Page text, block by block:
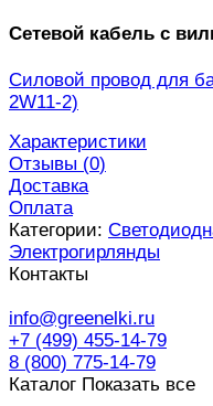
Сетевой кабель с
Силовой провод для
2W11-2)
Характеристики
Отзывы (0)
Доставка
Оплата
Категории:
Электрогирлянды
Контакты
info@greenelki.ru
+7 (499) 455-14-79
8 (800) 775-14-79
Каталог Показать все